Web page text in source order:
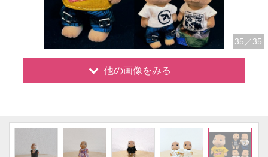
35 ／35
他の画像をみる